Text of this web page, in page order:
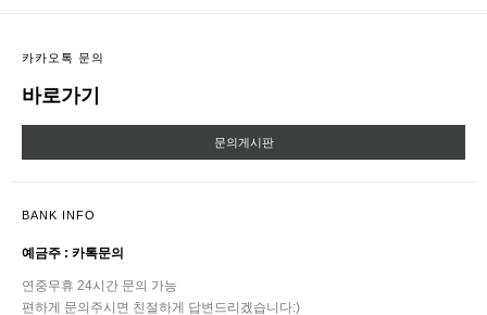
카카오톡 문의
바로가기
문의게시판
BANK INFO
예금주 : 카톡문의
연중무휴 24시간 문의 가능
편하게 문의주시면 친절하게 답변드리겠습니다:)